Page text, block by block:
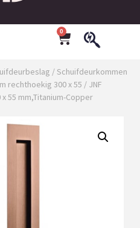
0
/Schuifdeurkommen
rechthoekig 300 x 55 / JNF
55 mm,Titanium-Copper